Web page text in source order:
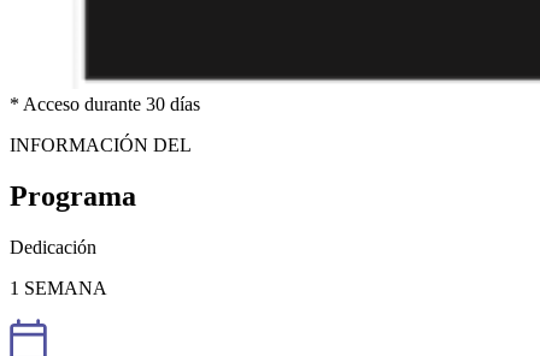
* Acceso durante 30 días
INFORMACIÓN DEL
Programa
Dedicación
1 SEMANA